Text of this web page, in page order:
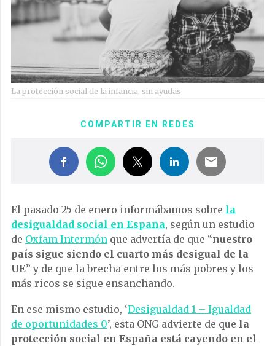
La protección social de la infancia, sin ayudas
COMPARTIR EN REDES
El pasado 25 de enero informábamos sobre la
desigualdad social en España, según un estudio
de Oxfam Intermón que advertía de que “nuestro
país sigue siendo el cuarto más desigual de la
UE” y de que la brecha entre los más pobres y los
más ricos se sigue ensanchando.
En ese mismo estudio, ‘Desigualdad 1 – Igualdad
de oportunidades 0’, esta ONG advierte de que la
protección social en España está cayendo en el